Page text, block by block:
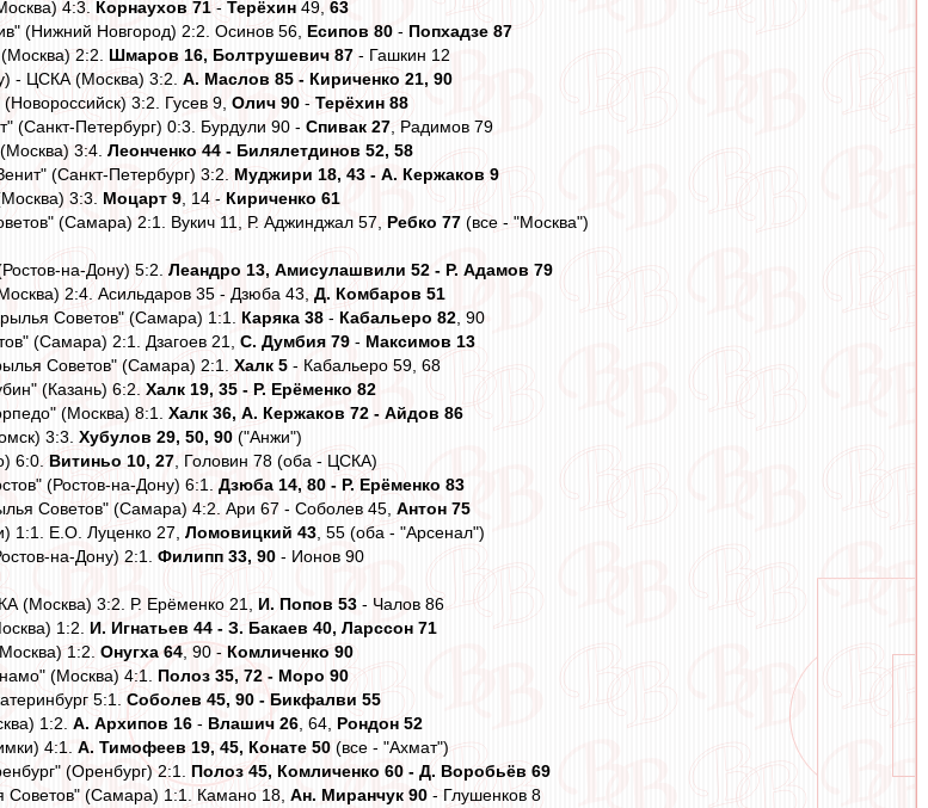
4:3. Корнаухов 71 - Терёхин 49, 63
(Нижний Новгород) 2:2. Осинов 56, Есипов 80 - Попхадзе 87
2:2. Шмаров 16, Болтрушевич 87 - Гашкин 12
- ЦСКА (Москва) 3:2. А. Маслов 85 - Кириченко 21, 90
3:2. Гусев 9, Олич 90 - Терёхин 88
(Санкт-Петербург) 0:3. Бурдули 90 - Спивак 27, Радимов 79
3:4. Леонченко 44 - Билялетдинов 52, 58
(Санкт-Петербург) 3:2. Муджири 18, 43 - А. Кержаков 9
3:3. Моцарт 9, 14 - Кириченко 61
(Самара) 2:1. Вукич 11, Р. Аджинджал 57, Ребко 77 (все - "Москва")
на-Дону) 5:2. Леандро 13, Амисулашвили 52 - Р. Адамов 79
2:4. Асильдаров 35 - Дзюба 43, Д. Комбаров 51
Советов" (Самара) 1:1. Каряка 38 - Кабальеро 82, 90
(Самара) 2:1. Дзагоев 21, С. Думбия 79 - Максимов 13
Советов" (Самара) 2:1. Халк 5 - Кабальеро 59, 68
(Казань) 6:2. Халк 19, 35 - Р. Ерёменко 82
(Москва) 8:1. Халк 36, А. Кержаков 72 - Айдов 86
3:3. Хубулов 29, 50, 90 ("Анжи")
6:0. Витиньо 10, 27, Головин 78 (оба - ЦСКА)
(Ростов-на-Дону) 6:1. Дзюба 14, 80 - Р. Ерёменко 83
Советов" (Самара) 4:2. Ари 67 - Соболев 45, Антон 75
1:1. Е.О. Луценко 27, Ломовицкий 43, 55 (оба - "Арсенал")
на-Дону) 2:1. Филипп 33, 90 - Ионов 90
(Москва) 3:2. Р. Ерёменко 21, И. Попов 53 - Чалов 86
1:2. И. Игнатьев 44 - З. Бакаев 40, Ларссон 71
1:2. Онугха 64, 90 -Комличенко 90
(Москва) 4:1. Полоз 35, 72 - Моро 90
5:1. Соболев 45, 90 - Бикфалви 55
1:2. А. Архипов 16 - Влашич 26, 64, Рондон 52
4:1. А. Тимофеев 19, 45, Конате 50 (все - "Ахмат")
(Оренбург) 2:1. Полоз 45, Комличенко 60 - Д. Воробьёв 69
Советов" (Самара) 1:1. Камано 18, Ан. Миранчук 90 - Глушенков 8